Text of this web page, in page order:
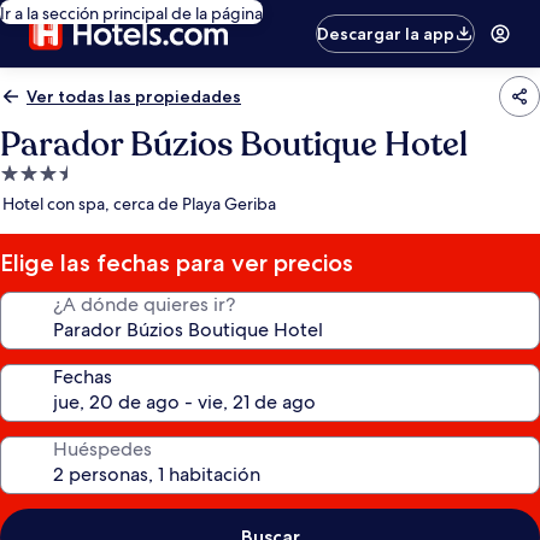
Ir a la sección principal de la página
Descargar la app
Ver todas las propiedades
Parador Búzios Boutique Hotel
Propiedad
de
estrellas
Hotel con spa, cerca de Playa Geriba
Elige las fechas para ver precios
¿A dónde quieres ir?
Fechas
Huéspedes